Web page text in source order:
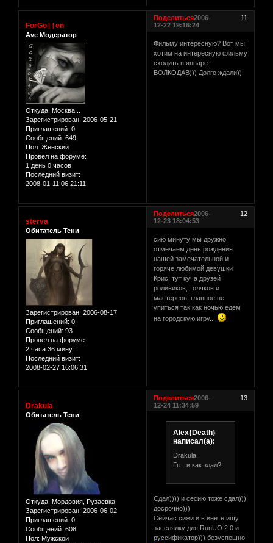
Поделиться 11
2006-
12-22 19:16:24
ForGo††en
Ave Модератор
Откуда: Москва...
Зарегистрирован: 2006-05-21
Приглашений: 0
Сообщений: 649
Пол: Женский
Провел на форуме:
1 день 0 часов
Последний визит:
2008-01-11 06:21:11
Фильму интересную? Вот мы
хотим на интересную фильму
сходить в январе -
ВОЛКОДАВ))) Долго ждали))
Поделиться 12
2006-
12-23 18:04:53
sterva
Обитатель Тени
Зарегистрирован: 2006-08-17
Приглашений: 0
Сообщений: 93
Провел на форуме:
2 часа 36 минут
Последний визит:
2008-02-27 16:06:31
сию минуту мы дружно
отмечаем день рождения
нашей замечательной и
горяче любимой девушки
Крис, тут куча друзей
роливиков, толчков и
мастереов, главное не
упиться так как ночью едем
на городскую игру...
Поделиться 13
2006-
12-24 11:34:59
Drakula
Обитатель Тени
Откуда: Мордовия, Рузаевка
Зарегистрирован: 2006-06-02
Приглашений: 0
Сообщений: 608
Пол: Мужской
Alex{Death}
написал(а):
Drakula
Ггг...и как здал?
Сдал)))) и сесию тоже сдал)))
досрочно)))
Сейчас сижи и в инете ищу
заселялку для RunUO 2.0 и
руссификатор))) безуспешно